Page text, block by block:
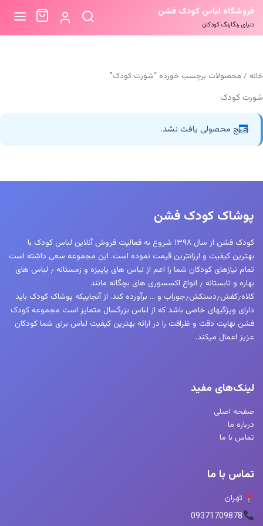
فروشگاه لباس کودک فشن
دنیای رنگارنگ کودکان
خانه / محصولات برچسب خورده “شورت کودک”
شورت کودک
هیچ محصولی یافت نشد.
پوشاک کودک فشن
کودک فشن از سال ۱۳۹۸ شروع به فعالیت فروش آنلاین لباس کودک با
بهترین کیفیت و ارزانترین قیمت نموده است. این مجموعه سعی داشته است
تمام نیازهای کودکان شما را اعم از لباس های پاییزه و زمستانه ٫ لباس های
بهاره و تابستانه ٫ انواع اکسسوری های بچگانه مانند
کلاه٫کفش٫دستکش٫جوراب و … برآورده کند. از آنجاییکه پوشاک کودک باید
دارای ویژگیهای خاصی باشد که از لباس بزرگسال متمایز است مجموعه کودک
فشن نهایت دقت و ظرافت را در ارائه بهترین کیفیت لباس برای شما کودکان
عزیز اعمال میکند.
لینک‌های مفید
صفحه اصلی
درباره ما
تماس با ما
تماس با ما
تهران
09371709878